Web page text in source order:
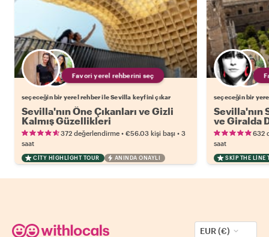
Favori yerel rehberini seç
seçeceğin bir yerel rehber ile Sevilla keyfini çıkar
Sevilla'nın Öne Çıkanları ve Gizli
Kalmış Güzellikleri
372 değerlendirme • €56.03 kişi başı • 3
saat
CITY HIGHLIGHT TOUR ANINDA ONAYLI
seçeceğin bir
Sevilla'nın
ve Giralda
632
saat
SKIP THE LINE
EUR (€)